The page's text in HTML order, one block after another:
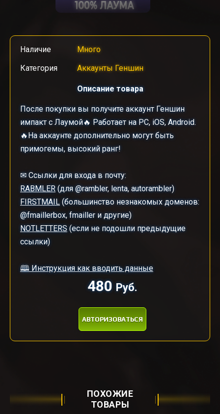
Наличие
Много
Категория
Аккаунты Геншин
Описание товара
После покупки вы получите аккаунт Геншин
импакт с Лаумой🔥 Работает на PC, iOS, Android.
🔥На аккаунте дополнительно могут быть
примогемы, высокий ранг!
✉ Ссылки для входа в почту:
RABMLER (для @rambler, lenta, autorambler)
FIRSTMAIL (большинство незнакомых доменов:
@fmaillerbox, fmailler и другие)
NOTLETTERS (если не подошли предыдущие
ссылки)
🕮 Инструкция как вводить данные
480 Руб.
АВТОРИЗОВАТЬСЯ
ПОХОЖИЕ
ТОВАРЫ